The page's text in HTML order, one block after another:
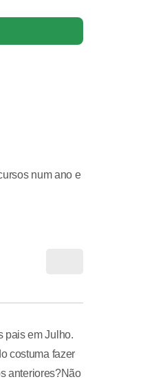
num ano e
pais em Julho.
costuma fazer
anteriores?Não